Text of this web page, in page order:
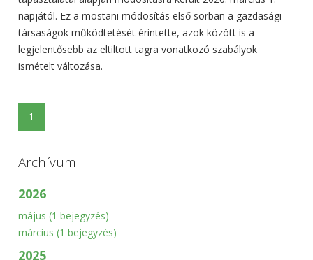
napjától. Ez a mostani módosítás első sorban a gazdasági
társaságok működtetését érintette, azok között is a
legjelentősebb az eltiltott tagra vonatkozó szabályok
ismételt változása.
1
Archívum
2026
május(1 bejegyzés)
március(1 bejegyzés)
2025